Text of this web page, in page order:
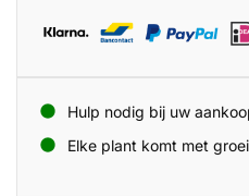
Hulp nodig bij uw
Elke plant komt met